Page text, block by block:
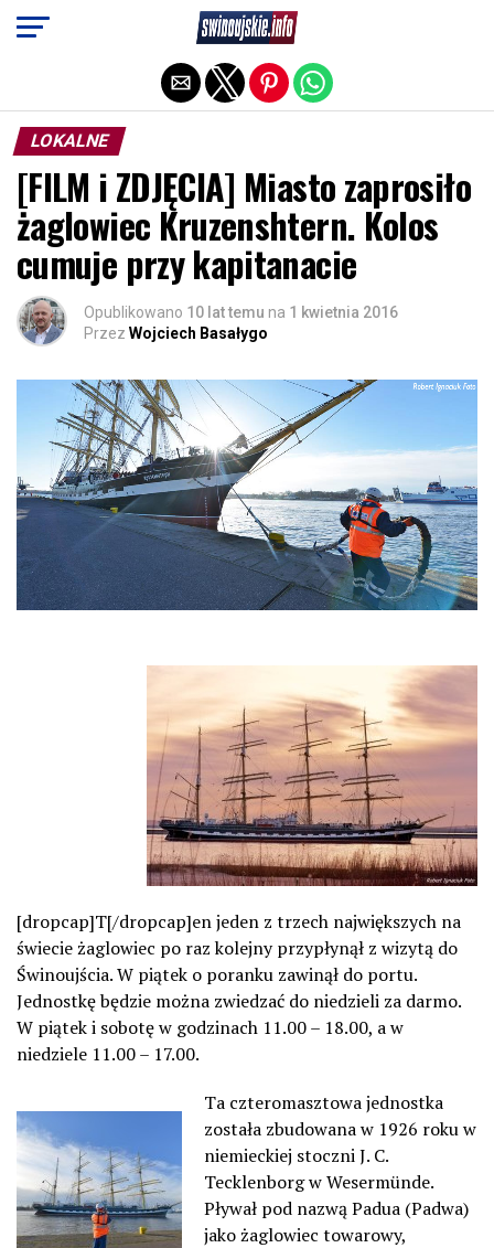
LOKALNE
[FILM i ZDJĘCIA] Miasto zaprosiło
żaglowiec Kruzenshtern. Kolos
cumuje przy kapitanacie
Opublikowano 10 lat temu na 1 kwietnia 2016
Przez Wojciech Basałygo
[dropcap]T[/dropcap]en jeden z trzech największych na
świecie żaglowiec po raz kolejny przypłynął z wizytą do
Świnoujścia. W piątek o poranku zawinął do portu.
Jednostkę będzie można zwiedzać do niedzieli za darmo.
W piątek i sobotę w godzinach 11.00 – 18.00, a w
niedziele 11.00 – 17.00.
Ta czteromasztowa jednostka
została zbudowana w 1926 roku w
niemieckiej stoczni J. C.
Tecklenborg w Wesermünde.
Pływał pod nazwą Padua (Padwa)
jako żaglowiec towarowy,
Exit mobile version